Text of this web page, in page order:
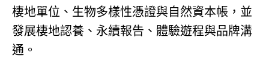
棲地單位、生物多樣性憑證與自然資本帳，並
發展棲地認養、永續報告、體驗遊程與品牌溝
通。